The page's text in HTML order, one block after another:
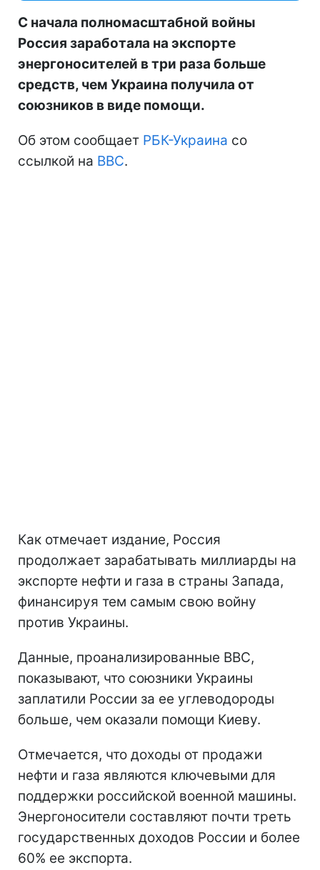
С начала полномасштабной войны
Россия заработала на экспорте
энергоносителей в три раза больше
средств, чем Украина получила от
союзников в виде помощи.
Об этом сообщает РБК-Украина со
ссылкой на BBC.
Как отмечает издание, Россия
продолжает зарабатывать миллиарды на
экспорте нефти и газа в страны Запада,
финансируя тем самым свою войну
против Украины.
Данные, проанализированные BBC,
показывают, что союзники Украины
заплатили России за ее углеводороды
больше, чем оказали помощи Киеву.
Отмечается, что доходы от продажи
нефти и газа являются ключевыми для
поддержки российской военной машины.
Энергоносители составляют почти треть
государственных доходов России и более
60% ее экспорта.